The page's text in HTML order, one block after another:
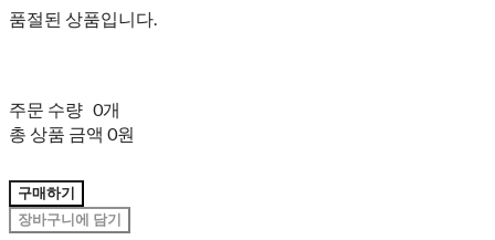
품절된 상품입니다.
주문 수량 0개
총 상품 금액 0원
구매하기
장바구니에 담기